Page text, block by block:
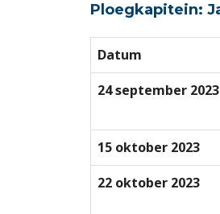
Ploegkapitein:
Datum
24 september 2023
15 oktober 2023
22 oktober 2023